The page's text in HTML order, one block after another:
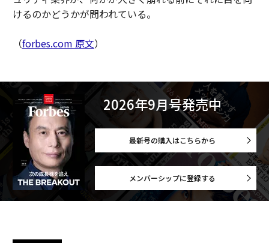
けるのかどうかが問われている。
（forbes.com 原文）
2026年9月号発売中
最新号の購入はこちらから
メンバーシップに登録する